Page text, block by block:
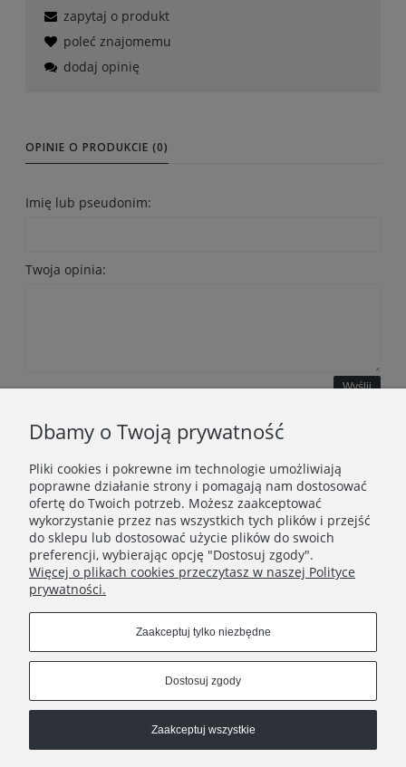
zapytaj o produkt
poleć znajomemu
dodaj opinię
OPINIE O PRODUKCIE (0)
Imię lub pseudonim:
Twoja opinia:
Wyślij
WAŻNE INFORMACJE
POLECANE STRONY
Dbamy o Twoją prywatność
Pliki cookies i pokrewne im technologie umożliwiają
poprawne działanie strony i pomagają nam dostosować
ofertę do Twoich potrzeb. Możesz zaakceptować
wykorzystanie przez nas wszystkich tych plików i przejść
do sklepu lub dostosować użycie plików do swoich
preferencji, wybierając opcję "Dostosuj zgody".
Więcej o plikach cookies przeczytasz w naszej Polityce
prywatności.
Zaakceptuj tylko niezbędne
Dostosuj zgody
Zaakceptuj wszystkie